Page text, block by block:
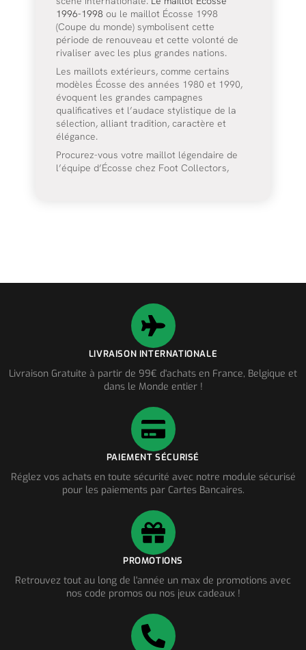
1996-1998 ou le maillot Écosse 1998
(Coupe du monde) symbolisent cette
période de renouveau et cette volonté de
rivaliser avec les plus grandes nations.
Les maillots extérieurs, comme certains
modèles Écosse des années 1980 et 1990,
évoquent les grandes campagnes
qualificatives et l’audace stylistique de la
sélection, alliant tradition, caractère et
élégance.
Procurez-vous votre maillot légendaire de
l’équipe d’Écosse chez Foot Collectors,
LIVRAISON INTERNATIONALE
Livraison Gratuite à partir de 99€ d'achats en France, Belgique et
dans le Monde entier !
PAIEMENT SÉCURISÉ
Réglez vos achats en toute sécurité avec notre module sécurisé
pour les paiements par Cartes Bancaires.
PROMOTIONS
Retrouvez tout au long de l'année un max de promotions avec
nos code promos ou nos jeux cadeaux !